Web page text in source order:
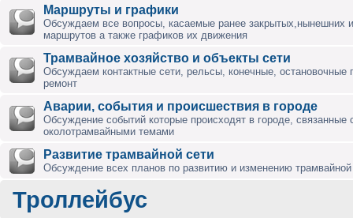
Маршруты и графики
Обсуждаем все вопросы, касаемые ранее закрытых,нынешних
маршрутов а также графиков их движения
Трамвайное хозяйство и объекты сети
Обсуждаем контактные сети, рельсы, конечные, остановочные
ремонт
Аварии, события и происшествия в городе
Обсуждение событий которые происходят в городе, связанные
околотрамвайными темами
Развитие трамвайной сети
Обсуждение всех планов по развитию и изменению трамвайной
Троллейбус